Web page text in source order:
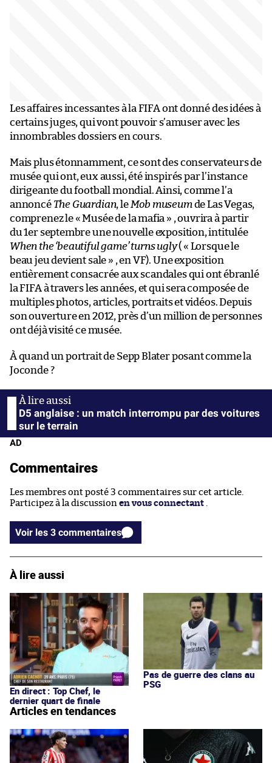
Les affaires incessantes à la FIFA ont donné des idées à
certains juges, qui vont pouvoir s’amuser avec les
innombrables dossiers en cours.
Mais plus étonnamment, ce sont des conservateurs de
musée qui ont, eux aussi, été inspirés par l’instance
dirigeante du football mondial. Ainsi, comme l’a
annoncé The Guardian, le Mob museumde Las Vegas,
comprenez le « Musée de la mafia » , ouvrira à partir
du 1er septembre une nouvelle exposition, intitulée
When the ‘beautiful game’ turns ugly( « Lorsque le
beau jeu devient sale » , en VF). Une exposition
entièrement consacrée aux scandales qui ont ébranlé
la FIFA à travers les années, et qui sera composée de
multiples photos, articles, portraits et vidéos. Depuis
son ouverture en 2012, près d’un million de personnes
ont déjà visité ce musée.
À quand un portrait de Sepp Blater posant comme la
Joconde ?
D5 anglaise : un match interrompu par des voitures
sur le terrain
AD
Commentaires
Les membres ont posté 3 commentaires sur cet article.
Participez à la discussion en vous connectant
Voir les 3 commentaires
À lire aussi
En direct : Top Chef, le
dernier quart de finale
Pas de guerre des clans au
PSG
Articles en tendances